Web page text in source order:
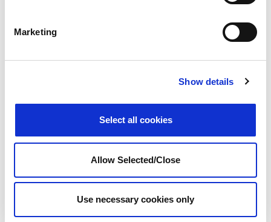
Marketing
Show details
Select all cookies
Allow Selected/Close
Use necessary cookies only
trouver un équilibre entre une croissance rapide et
des environnements sûrs et inclusifs »,
a déclaré
synopsis de la conformité mondiale permettent
aux organisations de répondre aux nouveaux
mandats tout en construisant des cultures
d’entreprise ancrées dans l’engagement et la
Facebook Twitter/X LinkedIn